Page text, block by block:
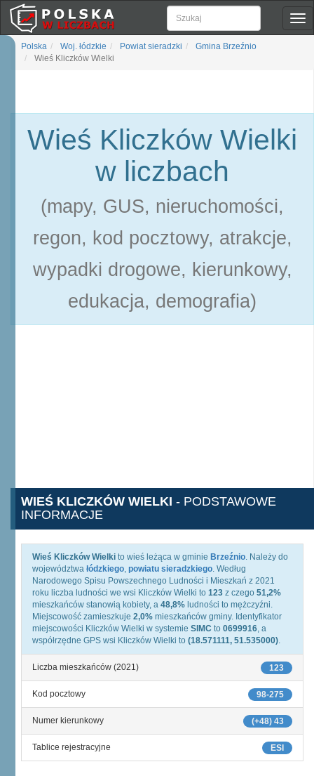
Polska Woj. łódzkie Powiat sieradzki
Gmina Brzeźnio
Wieś Kliczków Wielki
Wieś Kliczków Wielki
w liczbach
(mapy, GUS, nieruchomości,
regon, kod pocztowy, atrakcje,
wypadki drogowe, kierunkowy,
edukacja, demografia)
WIEŚ KLICZKÓW WIELKI - PODSTAWOWE
INFORMACJE
Wieś Kliczków Wielki to wieś leżąca w gminie Brzeźnio. Należy do
województwa łódzkiego, powiatu sieradzkiego. Według
Narodowego Spisu Powszechnego Ludności i Mieszkań z 2021
roku liczba ludności we wsi Kliczków Wielki to 123 z czego 51,2%
mieszkańców stanowią kobiety, a 48,8% ludności to mężczyźni.
Miejscowość zamieszkuje 2,0% mieszkańców gminy. Identyfikator
miejscowości Kliczków Wielki w systemie SIMC to 0699916, a
współrzędne GPS wsi Kliczków Wielki to (18.571111, 51.535000).
123
Liczba mieszkańców (2021)
98-275
Kod pocztowy
(+48) 43
Numer kierunkowy
ESI
Tablice rejestracyjne